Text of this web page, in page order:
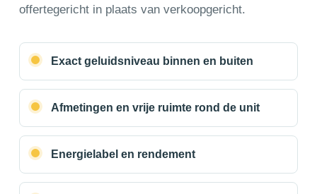
offertegericht in plaats van verkoopgericht.
Exact geluidsniveau binnen en buiten
Afmetingen en vrije ruimte rond de unit
Energielabel en rendement